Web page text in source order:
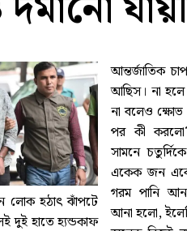
থাকার আকূতিই ছিলো প্রধান ওই তিন দিনে। বাংলা আউটলুক: তিন দিন পর কোথায় নিয়ে গেল? আমানউল্লাহ আমান: তৃতীয় দিনের শুরুতেই তারা আমাকে বেদম পেটালো। যে অফিসারই আসলো সেই মারলো। অকথ্য ভাষায় গালাগাল করেছে প্রথম থেকেই। আমার মাথা থেকে যমটুপি খুলে দিল। আর কিছুক্ষন পর একটি ছবি দেখিয়ে বলাছিল, এই ছবি তোর, এটা স্বীকার কর, তোকে কোর্টে পাঠিয়ে দেব। ওই ছবির মাথায় পরিহিত হেলমেট, গায়ের শার্ট এগুলো কোথায় জানতে চাচ্ছিল। কিন্তু আসলেই আমি এ ঘটনার সাথে জড়িত নই। তাই বললাম আমি জানি না। তারা বললো, আমি স্বীকার না করলে মেরেই ফেলবো। এখন একটু আন্তর্জাতিক চাপ আছে, তাই তুই এখনো বেঁচে আছিস। না হলে তোকে এতক্ষন বাঁচিয়ে রাখতাম না বলেও ক্ষোভ দেখালো। বাংলা আউটলুক: এর পর কী করলো? আমানউল্লাহ আমান: আমার সামনে চতুর্দিকে তারা গোল হয়ে বসে আছে। একেক জন একেক কথা বলছে। আমার সামনে গরম পানি আনলো। একটি প্লাস্টিকের বালতি আনা হলো, ইলেক্ট্রিক লাইন, কাটিং প্লাসসহ আরো অনেক কিছুই রাখা হলো। বললো, তুই স্বীকার করে নে যে এই ছবির ব্যাক্তিই তুই। আমি তাদেরকে বললাম, আমি এর সাথে জড়িত নই। আর কে বা কারা এ কাজ করেছে, আমি কিছুই জানি না। আমাকে কেন এমন একটি মামলায় জড়িয়ে আমার জীবনটা শেষ করে দেবেন? কিন্তু আমাকে ঘিরে থাকা সবাই এক যোগে লাথি, মারতে শুরু করলো। পুলিশের বড় লাঠি দিয়ে যে যেভাবে পেরেছে মারলো। আর বলাবলি করছিল, ওকে মেরে ফেলতে হবে। আমি ভয় পেয়ে গেলাম। মনে হচ্ছিল, আমি হয়তো মরে যাচ্ছি, শেষ বারের মতো বাঁচার চেষ্টাটা অন্তত করি। হাত পা সবই বাঁধা। ব্যথায় জোরে জোরে চিৎকার দিচ্ছিলাম। কিন্তু কিছুতেই থামছে না। বাংলা আউটলুক: আপনি কী ক্যমেরা ট্রায়ালে সব স্বীকার করলেন? কেন? আমানউল্লাহ আমান: আমাকে নানান ভাবে ভয় ভীতি দেখানো হচ্ছিল, আমাকে বলা হচ্ছিল, তুই ওযু করে নে, দোয়া পড়। তারা একে অপরকে বলাবলি করছিল, ওকে রাতের অন্ধকারে দূরে নিয়ে গিয়ে গুলি করে মেরে ফেলবে। এর সাথে সীমাহীন নির্যাতন। আমি আর নিতে পারছিলাম না। মায়ের মুখটা খুব মনে পরছিল। ভাই বোন সবগুলো মুখ চোখের সামনে ভেসে উঠছিল। আমার জন্য তারা হয়তো কাঁদছে। হয়তো হন্যে হয়ে খুঁজছে। দিন কী রাত, আমি কিছুই বুঝতে পারছিলাম না। শুধু ফজরের আজানের সময় “আসসালাতু খায়রুম মিনান নাউম” শুনে বুঝতাম সকাল কী রাত। আমার ছোট বোনটার কথা বার বার মনে পড়ছিল। বড় ভাই তিনিও আটক ছিলেন। ভাবি, আমার ভাগ্নীরা, ভাইয়ের সন্তানদের কথা মনে পড়ছিল। খুব বাঁচতে ইচ্ছা করছিল। শুধুই চিন্তা ছিল, যদি বাঁচতে পারি। আমি বুঝিনি, আমাকে কোর্টে তোলা হবে। বেঁচে থাকার জন্যই ছবির সেই ব্যাক্তি আমি বলে স্বীকার করেছিলাম। বাংলা আউটলুক: এর পর আর নির্যাতন করেনি? আমানউল্লাহ আমান: না, ওই দফায় আর নির্যাতন করেনি। শেষ দিনে আমাকে আবারো চিকিৎসা করানো হলো। বলা হলো, তোকে মিডিয়ার সামনে হাজির করবো। তুই কিচ্ছু বলবি না। আর খুড়িয়ে হাঁটবি না। এর পর মেঝেতে ফেলে রেখে চলে গেল ওই টিম। নতুন একজন এসে বললেন, আপনি তো ঢাকা বিশ্ববিদ্যালয়ে ছাত্র নেতা, কোথার খাবার খাবেন, আইবিএ না সোনারগাঁ হোটেলের? আমি ভাবলাম, এখন ওদের সাথে জেদ করা যাবে না। যে কোনো মূল্যে আমাকে এখান থেকে বাঁচতে হবে। বললাম, আনেন যে কোনো যায়গার হলেই চলবে। বাংলা আউটলুক: এর পর কী হলো? আমানউল্লাহ আমান: আমাকে মিডিয়ার সামনে আনা হলো। সেখানে তারাই গণমাধ্যমের সাথে কথা বললো। আমাকে শুধু সামনে এনে মিডিয়াকে জানানো হলো, একটি হত্যা মামলার অভিযোগে আমাকে গ্রেফতার করা হলো। আমি চুপ হয়ে শুনলাম। পরে দিন সকাল সাড়ে ১০টার দিকে ডিবির একটি গাড়িতে আদালতে নিয়ে যাওয়া হলো। ৭দিনের রিমান্ড চাইল ডিবি। ৭ নভেম্বর আবরো ডিবি কার্যালয়ে নিয়ে যাওয়া হলো। বাংলা আউটলুক: রিমান্ডে কী করলো? আমানউল্লাহ আমান: রিমান্ডে শারীর নির্যাতনের তুলনায়, মানসিক নির্যাতন বেশি করেছে। আমাকে ১৬৪ ধারায় জবানবন্দি দেয়ার ব্যাপারে চাপাচাপি করেছে। এই ৭দিনের মধ্যে একদিন রাতে সাড়ে ৮টার দিকে আমাকে নির্যাতন করা হলো। পুলিশ হত্যা মামলায় আমাকে অভিযোগ স্বীকার করে নিতে বলে, কিন্তু আমি রাজি না হওয়ায়, আমাকে পুলিশের লঠি দিয়ে আমাকে বেশ মেরেছে। একটি ১৬৪ ধারার লিখিত জবানবন্দি পড়ে আমাকে শুনায়। আমি বলেছিলাম, আমাকে মেরে ফেললেও আমি এটি বলবো না। আমার দলের চেয়ারপার্সন, ভারপ্রাপ্ত চেয়ারপার্সনকে নিয়ে অশ্লীল ভাষায় গালি দিল। আর বললো ওই সিস্টেমটা (ক্রসফায়ার) নেই। এজন্য বেঁচে গেলি। এর পর আর মারেনি ওই ৭ দিনে। কিন্তু এক ঘন্টা পর পর জিজ্ঞাসাবাদ করছিল। সাত দিন পর আবারো আদালতে তোলে। বাংলা আউটলুক: আদালত কী বললো? আমানউল্লাহ আমান: আমার আইনজীবী আমার ওপর নির্যাতনের কথা বলছিলেন, তখন আমি বিচারককে বললাম স্যার আমার কিছু বলার আছে। বিচারক বলতে বললেন। আমার ওপর অবর্ণনীয় নির্যাতনে বর্ননা দিলাম। আমার গায়ের শার্ট খুলে আমি দেখালাম। আমার আইনজীবী মাসুদ আহম্মেদ তালুকদারকে বললাম- আমি বাঁচতে চাই। বিচারক বললেন, কই আপনাকে দেখেতো অতটা আহত মনে হচ্ছে না। তেমন নির্যাতন করা হয়েছে তাওতো বোঝা যাচ্ছে না। আবারো ৭ দিনের রিমান্ড চাইলো। আদালত ৫ দিনের রিমান্ড মঞ্জুর করলো।বাংলা আউটলুক: এ দফার রিমান্ডে কী হলো? আমানউল্লাহ আমান: আবারো ড